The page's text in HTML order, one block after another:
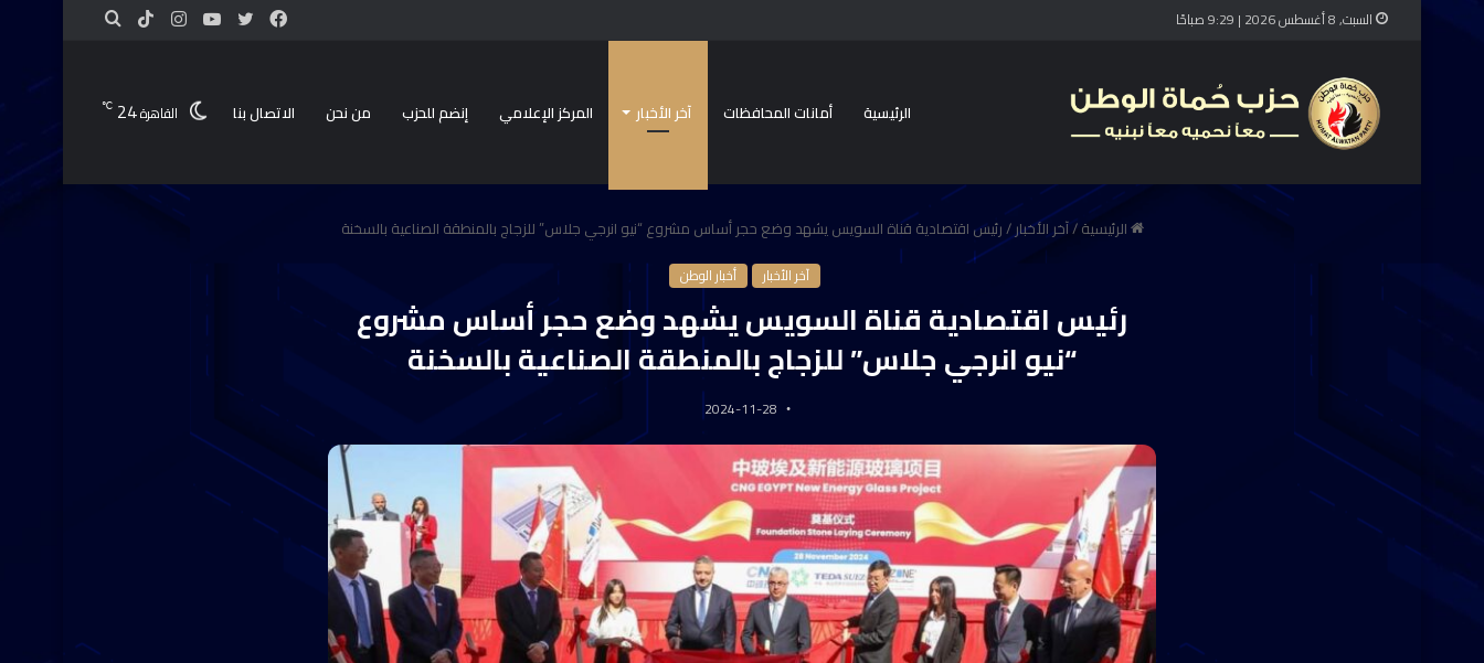
السبت, 8 أغسطس 2026 | 9:29 صباحًا
الرئيسية أمانات المحافظات آخر الأخبار المركز الإعلامي إنضم للحزب من نحن الاتصال بنا القاهرة24
℃
الرئيسية/آخر الأخبار/رئيس اقتصادية قناة السويس يشهد وضع حجر أساس مشروع “نيو انرجي جلاس” للزجاج بالمنطقة الصناعية بالسخنة
آخر الأخبار أخبار الوطن
رئيس اقتصادية قناة السويس يشهد وضع حجر أساس مشروع
“نيو انرجي جلاس” للزجاج بالمنطقة الصناعية بالسخنة
2024-11-28